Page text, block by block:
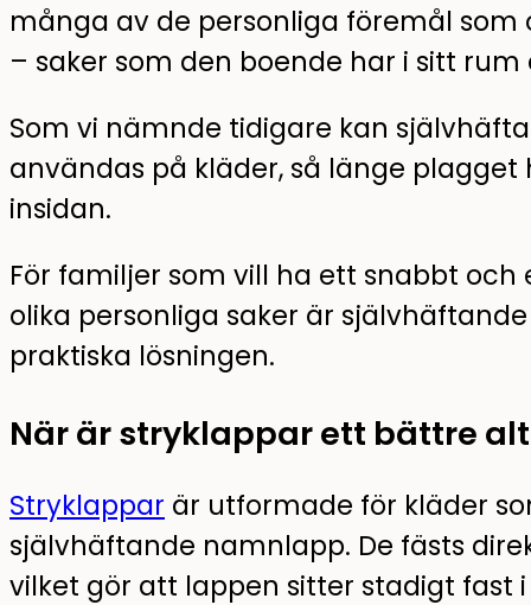
många av de personliga föremål
– saker som den boende har i sitt
Som vi nämnde tidigare kan
användas på kläder, så länge
insidan.
För familjer som vill ha ett snabbt
olika personliga saker är
praktiska lösningen.
När är stryklappar ett bättre
Stryklappar är utformade för kläder
självhäftande namnlapp. De fästs
vilket gör att lappen sitter stadigt fast